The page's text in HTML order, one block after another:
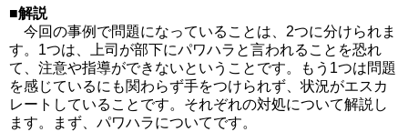
■解説
今回の事例で問題になっていることは、2つに分けられま
す。1つは、上司が部下にパワハラと言われることを恐れ
て、注意や指導ができないということです。もう1つは問題
を感じているにも関わらず手をつけられず、状況がエスカ
レートしていることです。それぞれの対処について解説し
ます。まず、パワハラについてです。